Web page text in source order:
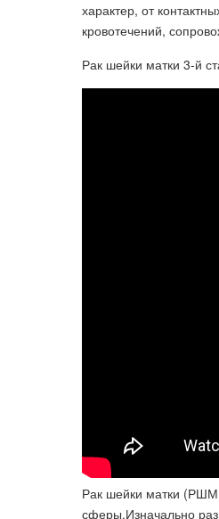
характер, от
кровотечений,
Рак шейки матки 3-й
Рак шейки матки (РШМ,
сферы.Изначально